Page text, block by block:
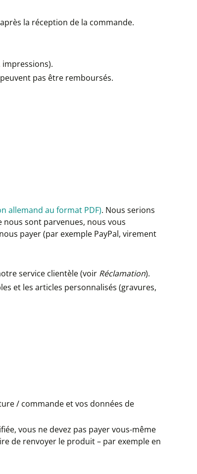
la réception de la commande.
pas être remboursés.
allemand au format PDF). Nous serions
sont parvenues, nous vous
payer (par exemple PayPal, virement
service clientèle (voir Réclamation).
et les articles personnalisés (gravures,
/ commande et vos données de
vous ne devez pas payer vous-même
de renvoyer le produit – par exemple en